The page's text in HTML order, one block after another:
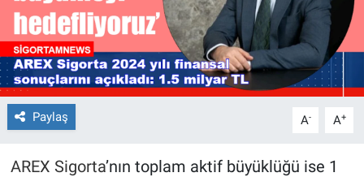
Paylaş A- A+
AREX Sigorta’nın toplam aktif büyüklüğü ise 1